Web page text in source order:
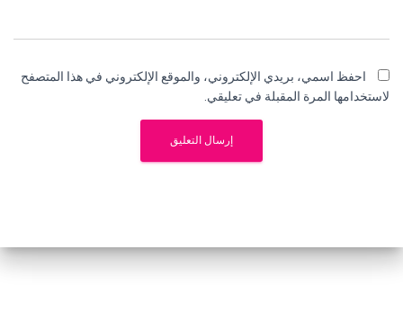
احفظ اسمي، بريدي الإلكتروني، والموقع الإلكتروني في هذا المتصفح
لاستخدامها المرة المقبلة في تعليقي.